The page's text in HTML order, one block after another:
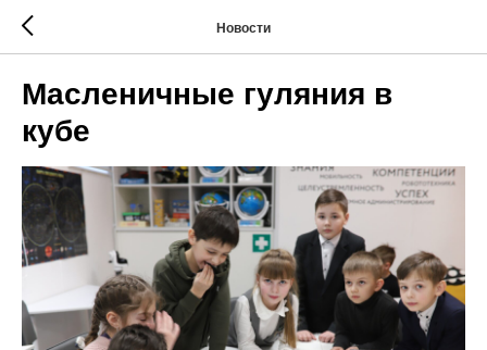
Новости
Масленичные гуляния в
кубе